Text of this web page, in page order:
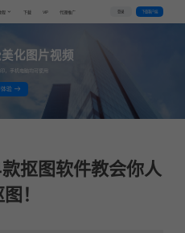
程 下载 VIP 代理推广 登录 下载客户端
化图片视频
，手机电脑均可使用
体验
抠图软件教会你人
！